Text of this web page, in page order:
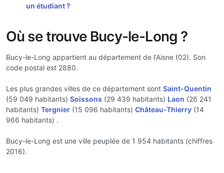
un étudiant ?
Où se trouve Bucy-le-Long ?
Bucy-le-Long appartient au département de l'Aisne (02). Son
code postal est 2880.
Les plus grandes villes de ce département sont Saint-Quentin
(59 049 habitants) Soissons (29 439 habitants) Laon (26 241
habitants) Tergnier (15 096 habitants) Château-Thierry (14
966 habitants) .
Bucy-le-Long est une ville peuplée de 1 954 habitants (chiffres
2016).